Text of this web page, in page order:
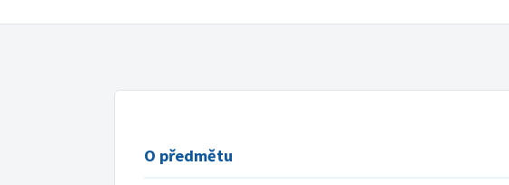
O předmětu